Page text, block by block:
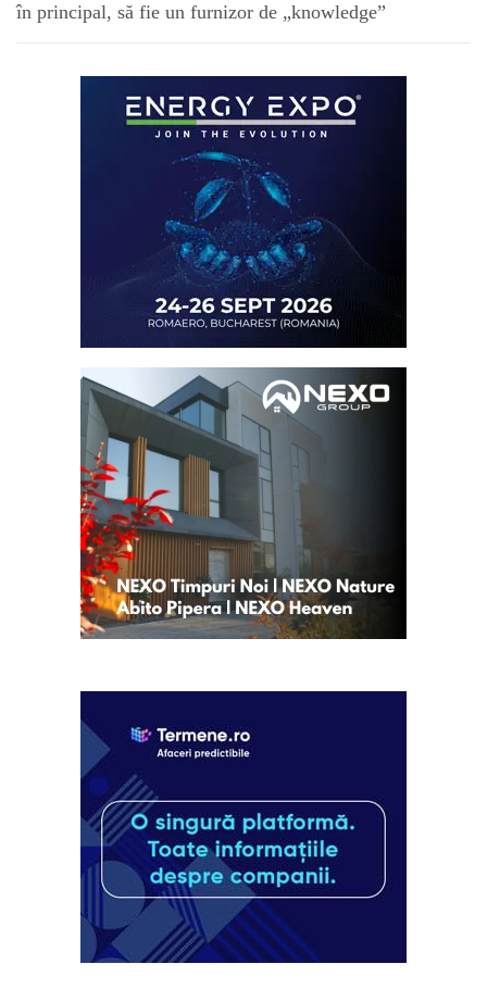
în principal, să fie un furnizor de „knowledge”